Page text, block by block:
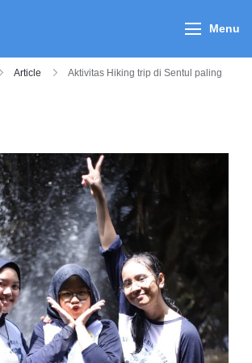
Menu
Article
Aktivitas Hiking trip di Sentul paling